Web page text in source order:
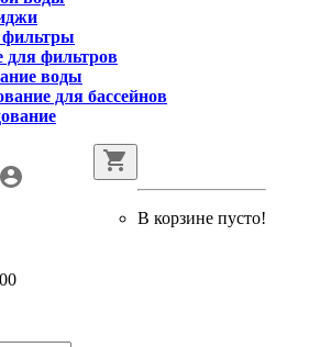
фильтров
воды
для бассейнов
В корзине пусто!